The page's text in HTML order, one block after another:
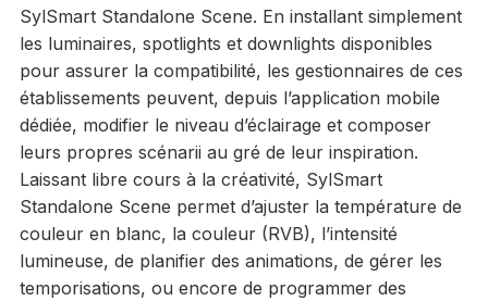
SylSmart Standalone Scene. En installant simplement
les luminaires, spotlights et downlights disponibles
pour assurer la compatibilité, les gestionnaires de ces
établissements peuvent, depuis l’application mobile
dédiée, modifier le niveau d’éclairage et composer
leurs propres scénarii au gré de leur inspiration.
Laissant libre cours à la créativité, SylSmart
Standalone Scene permet d’ajuster la température de
couleur en blanc, la couleur (RVB), l’intensité
lumineuse, de planifier des animations, de gérer les
temporisations, ou encore de programmer des